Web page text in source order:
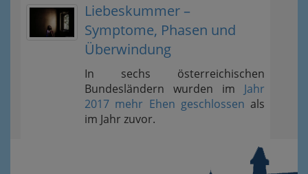
Liebeskummer –
Symptome, Phasen und
Überwindung
In sechs österreichischen
Bundesländern wurden im Jahr
2017 mehr Ehen geschlossen als
im Jahr zuvor.